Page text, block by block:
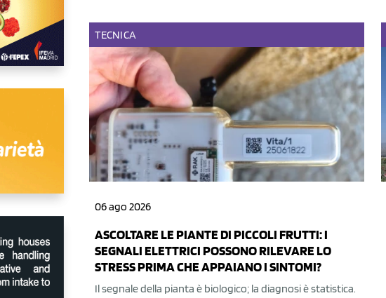
TECNICA
06 ago 2026
ASCOLTARE LE PIANTE DI PICCOLI FRUTTI: I
SEGNALI ELETTRICI POSSONO RILEVARE LO
STRESS PRIMA CHE APPAIANO I SINTOMI?
Il segnale della pianta è biologico; la diagnosi è statistica.